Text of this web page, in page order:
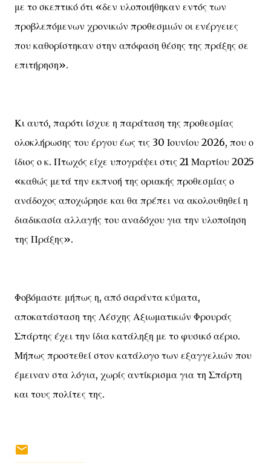
με το σκεπτικό ότι «δεν υλοποιήθηκαν εντός των
προβλεπόμενων χρονικών προθεσμιών οι ενέργειες
που καθορίστηκαν στην απόφαση θέσης της πράξης σε
επιτήρηση».
Κι αυτό, παρότι ίσχυε η παράταση της προθεσμίας
ολοκλήρωσης του έργου έως τις 30 Ιουνίου 2026, που ο
ίδιος ο κ. Πτωχός είχε υπογράψει στις 21 Μαρτίου 2025
«καθώς μετά την εκπνοή της οριακής προθεσμίας ο
ανάδοχος αποχώρησε και θα πρέπει να ακολουθηθεί η
διαδικασία αλλαγής του αναδόχου για την υλοποίηση
της Πράξης».
Φοβόμαστε μήπως η, από σαράντα κύματα,
αποκατάσταση της Λέσχης Αξιωματικών Φρουράς
Σπάρτης έχει την ίδια κατάληξη με το φυσικό αέριο.
Μήπως προστεθεί στον κατάλογο των εξαγγελιών που
έμειναν στα λόγια, χωρίς αντίκρισμα για τη Σπάρτη
και τους πολίτες της.